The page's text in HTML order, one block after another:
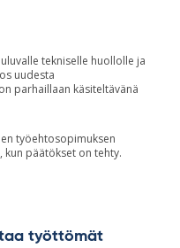
tekniselle huollolle ja
uudesta
parhaillaan käsiteltävänä
työehtosopimuksen
päätökset on tehty.
työt­tö­mät